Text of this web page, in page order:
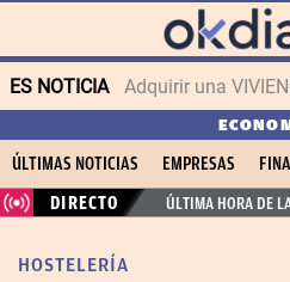
ES NOTICIA Adquirir una
ÚLTIMAS NOTICIAS EMPRESAS
DIRECTO
ÚLTIMA HORA DE
HOSTELERÍA